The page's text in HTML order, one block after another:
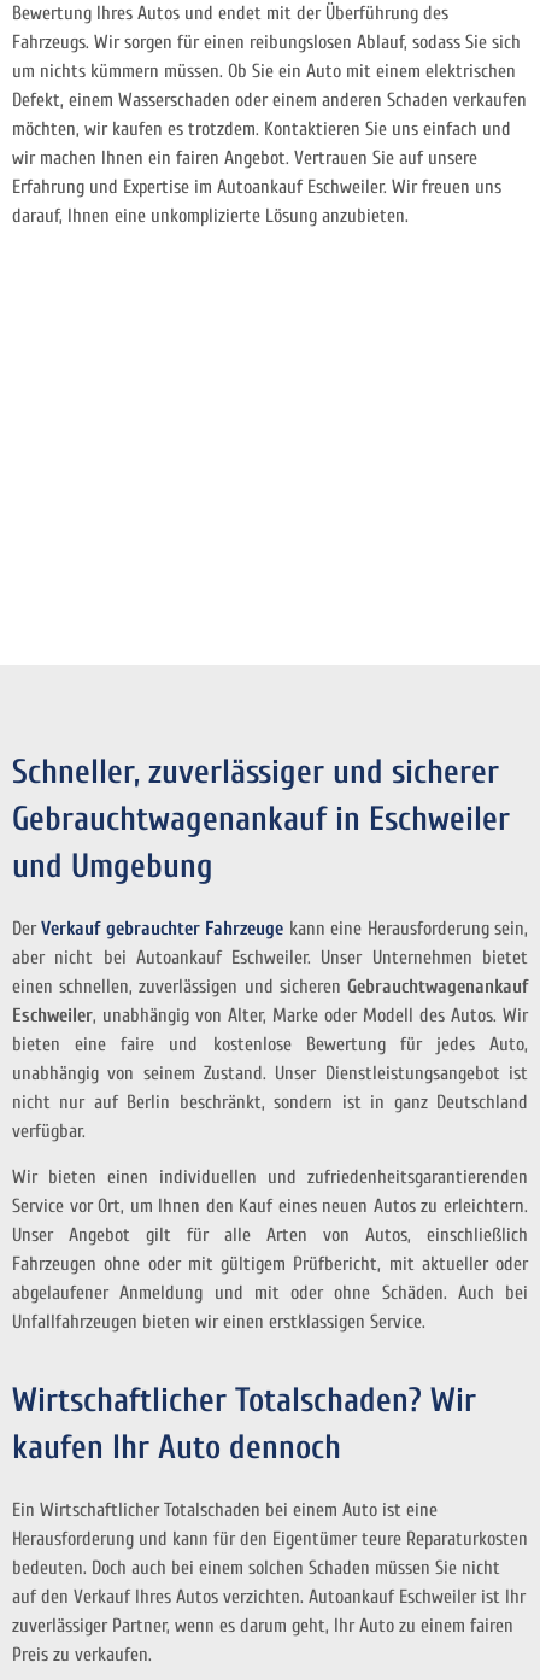
Bewertung Ihres Autos und endet mit der Überführung des
Fahrzeugs. Wir sorgen für einen reibungslosen Ablauf, sodass Sie sich
um nichts kümmern müssen. Ob Sie ein Auto mit einem elektrischen
Defekt, einem Wasserschaden oder einem anderen Schaden verkaufen
möchten, wir kaufen es trotzdem. Kontaktieren Sie uns einfach und
wir machen Ihnen ein fairen Angebot. Vertrauen Sie auf unsere
Erfahrung und Expertise im Autoankauf Eschweiler. Wir freuen uns
darauf, Ihnen eine unkomplizierte Lösung anzubieten.
Schneller, zuverlässiger und sicherer
Gebrauchtwagenankauf in Eschweiler
und Umgebung
DerVerkauf gebrauchter Fahrzeuge kann eine Herausforderung sein,
aber nicht bei Autoankauf Eschweiler. Unser Unternehmen bietet
einen schnellen, zuverlässigen und sicheren Gebrauchtwagenankauf
Eschweiler, unabhängig von Alter, Marke oder Modell des Autos. Wir
bieten eine faire und kostenlose Bewertung für jedes Auto,
unabhängig von seinem Zustand. Unser Dienstleistungsangebot ist
nicht nur auf Berlin beschränkt, sondern ist in ganz Deutschland
verfügbar.
Wir bieten einen individuellen und zufriedenheitsgarantierenden
Service vor Ort, um Ihnen den Kauf eines neuen Autos zu erleichtern.
Unser Angebot gilt für alle Arten von Autos, einschließlich
Fahrzeugen ohne oder mit gültigem Prüfbericht, mit aktueller oder
abgelaufener Anmeldung und mit oder ohne Schäden. Auch bei
Unfallfahrzeugen bieten wir einen erstklassigen Service.
Wirtschaftlicher Totalschaden? Wir
kaufen Ihr Auto dennoch
Ein Wirtschaftlicher Totalschaden bei einem Auto ist eine
Herausforderung und kann für den Eigentümer teure Reparaturkosten
bedeuten. Doch auch bei einem solchen Schaden müssen Sie nicht
auf den Verkauf Ihres Autos verzichten. Autoankauf Eschweiler ist Ihr
zuverlässiger Partner, wenn es darum geht, Ihr Auto zu einem fairen
Preis zu verkaufen.